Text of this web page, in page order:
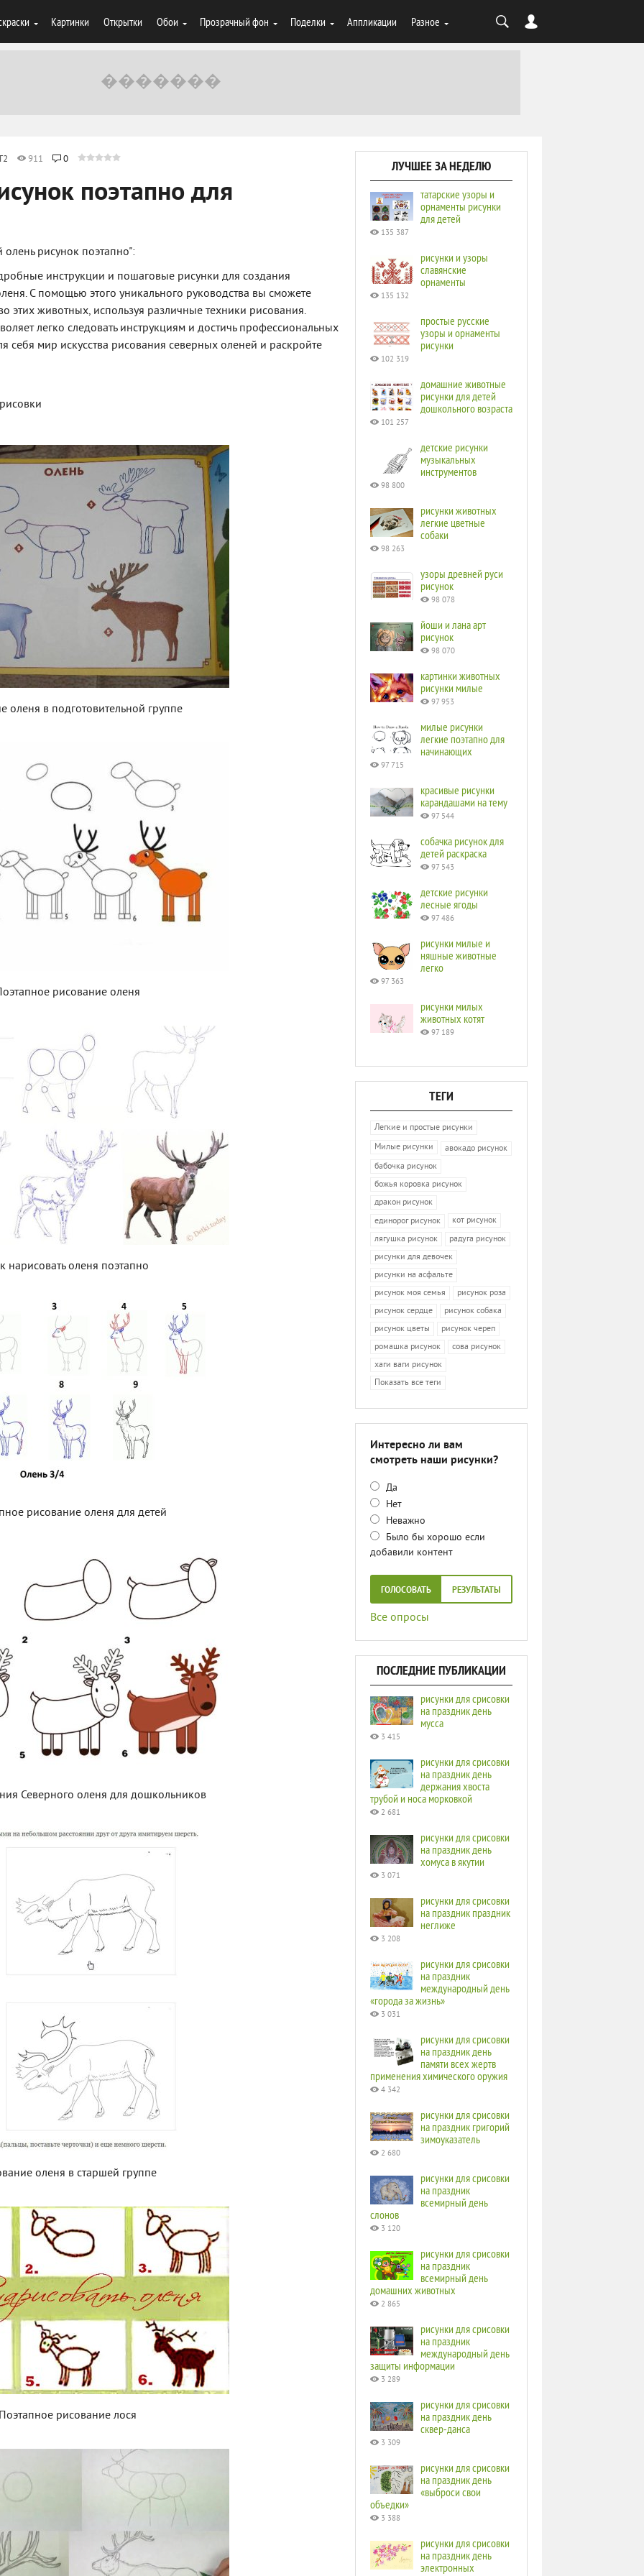
Картинки Открытки Обои Прозрачный фон Поделки Аппликации Разное
911 0
поэтапно для
рисунок поэтапно":
инструкции и пошаговые рисунки для создания
С помощью этого уникального руководства вы сможете
этих животных, используя различные техники рисования.
легко следовать инструкциям и достичь профессиональных
себя мир искусства рисования северных оленей и раскройте
оленя в подготовительной группе
рисование оленя
нарисовать оленя поэтапно
рисование оленя для детей
Северного оленя для дошкольников
оленя в старшей группе
рисование лося
ЛУЧШЕЕ ЗА НЕДЕЛЮ
татарские узоры и
орнаменты рисунки
для детей
135 387
рисунки и узоры
славянские
орнаменты
135 132
простые русские
узоры и орнаменты
рисунки
102 319
домашние животные
рисунки для детей
дошкольного возраста
101 257
детские рисунки
музыкальных
инструментов
98 800
рисунки животных
легкие цветные
собаки
98 263
узоры древней руси
рисунок
98 078
йоши и лана арт
рисунок
98 070
картинки животных
рисунки милые
97 953
милые рисунки
легкие поэтапно для
начинающих
97 715
красивые рисунки
карандашами на тему
97 544
собачка рисунок для
детей раскраска
97 543
детские рисунки
лесные ягоды
97 486
рисунки милые и
няшные животные
легко
97 363
рисунки милых
животных котят
97 189
ТЕГИ
Легкие и простые рисунки
Милые рисунки
авокадо рисунок
бабочка рисунок
божья коровка рисунок
дракон рисунок
единорог рисунок
кот рисунок
лягушка рисунок
радуга рисунок
рисунки для девочек
рисунки на асфальте
рисунок моя семья
рисунок роза
рисунок сердце
рисунок собака
рисунок цветы
рисунок череп
ромашка рисунок
сова рисунок
хаги ваги рисунок
Показать все теги
Интересно ли вам
смотреть наши рисунки?
Да
Нет
Неважно
Было бы хорошо если
добавили контент
ГОЛОСОВАТЬ РЕЗУЛЬТАТЫ
Все опросы
ПОСЛЕДНИЕ ПУБЛИКАЦИИ
рисунки для срисовки
на праздник день
мусса
3 415
рисунки для срисовки
на праздник день
держания хвоста
трубой и носа морковкой
2 681
рисунки для срисовки
на праздник день
хомуса в якутии
3 071
рисунки для срисовки
на праздник праздник
неглиже
3 208
рисунки для срисовки
на праздник
международный день
«города за жизнь»
3 031
рисунки для срисовки
на праздник день
памяти всех жертв
применения химического оружия
4 342
рисунки для срисовки
на праздник григорий
зимоуказатель
2 680
рисунки для срисовки
на праздник
всемирный день
слонов
3 120
рисунки для срисовки
на праздник
всемирный день
домашних животных
2 865
рисунки для срисовки
на праздник
международный день
защиты информации
3 289
рисунки для срисовки
на праздник день
сквер-данса
3 309
рисунки для срисовки
на праздник день
«выброси свои
объедки»
3 388
рисунки для срисовки
на праздник день
электронных